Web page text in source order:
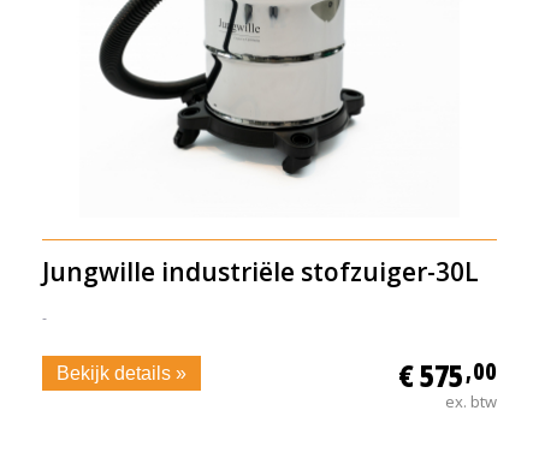
Jungwille industriële stofzuiger-30L
-
€ 575,00
ex. btw
Bekijk details »